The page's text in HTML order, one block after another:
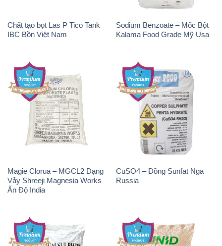
Magie Clorua – MGCL2 Dạng
Vảy Shreeji Magnesia Works
Ấn Độ India
CuSO4 – Đồng Sunfat Nga